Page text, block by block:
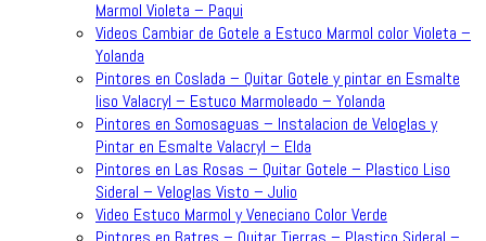
Marmol Violeta – Paqui
Videos Cambiar de Gotele a Estuco Marmol color Violeta –
Yolanda
Pintores en Coslada – Quitar Gotele y pintar en Esmalte
liso Valacryl – Estuco Marmoleado – Yolanda
Pintores en Somosaguas – Instalacion de Veloglas y
Pintar en Esmalte Valacryl – Elda
Pintores en Las Rosas – Quitar Gotele – Plastico Liso
Sideral – Veloglas Visto – Julio
Video Estuco Marmol y Veneciano Color Verde